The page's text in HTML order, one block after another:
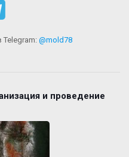
@mold78
и проведение